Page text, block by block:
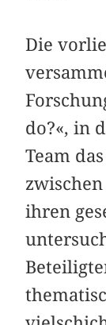
Die
do?«, in
Team
ihren